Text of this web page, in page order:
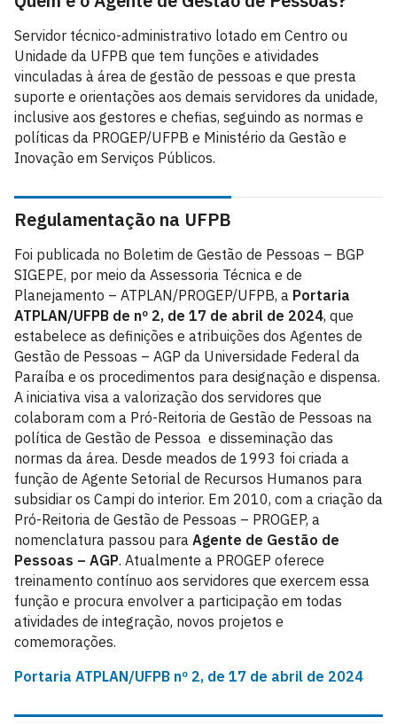
Servidor técnico-administrativo lotado em Centro ou
Unidade da UFPB que tem funções e atividades
vinculadas à área de gestão de pessoas e que presta
suporte e orientações aos demais servidores da unidade,
inclusive aos gestores e chefias, seguindo as normas e
políticas da PROGEP/UFPB e Ministério da Gestão e
Inovação em Serviços Públicos.
Regulamentação na UFPB
Foi publicada no Boletim de Gestão de Pessoas – BGP
SIGEPE, por meio da Assessoria Técnica e de
Planejamento – ATPLAN/PROGEP/UFPB, a Portaria
ATPLAN/UFPB de nº 2, de 17 de abril de 2024, que
estabelece as definições e atribuições dos Agentes de
Gestão de Pessoas – AGP da Universidade Federal da
Paraíba e os procedimentos para designação e dispensa.
A iniciativa visa a valorização dos servidores que
colaboram com a Pró-Reitoria de Gestão de Pessoas na
política de Gestão de Pessoa e disseminação das
normas da área. Desde meados de 1993 foi criada a
função de Agente Setorial de Recursos Humanos para
subsidiar os Campi do interior. Em 2010, com a criação da
Pró-Reitoria de Gestão de Pessoas – PROGEP, a
nomenclatura passou para Agente de Gestão de
Pessoas – AGP. Atualmente a PROGEP oferece
treinamento contínuo aos servidores que exercem essa
função e procura envolver a participação em todas
atividades de integração, novos projetos e
comemorações.
Portaria ATPLAN/UFPB nº 2, de 17 de abril de 2024